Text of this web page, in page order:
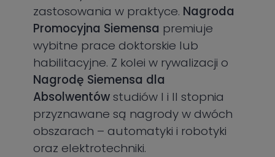
zastosowania w praktyce. Nagroda
Promocyjna Siemensa premiuje
wybitne prace doktorskie lub
habilitacyjne. Z kolei w rywalizacji o
Nagrodę Siemensa dla
Absolwentówstudiów I i II stopnia
przyznawane są nagrody w dwóch
obszarach – automatyki i robotyki
oraz elektrotechniki.